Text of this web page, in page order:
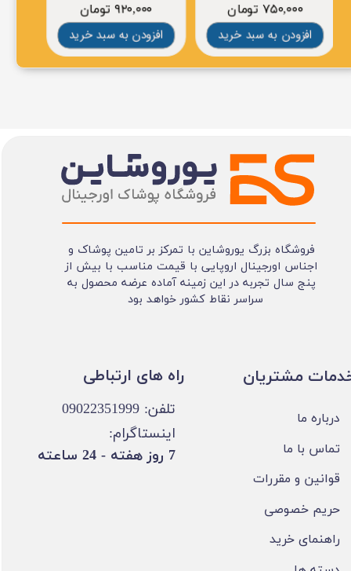
۹۲۰,۰۰۰ تومان
افزودن به سبد خرید
۷۵۰,۰۰۰ تومان
افزودن به سبد خرید
فروشگاه بزرگ یوروشاین با تمرکز بر تامین پوشاک و
اجناس اورجینال اروپایی با قیمت مناسب با بیش از
پنج سال تجربه در این زمینه آماده عرضه محصول به
سراسر نقاط کشور خواهد بود
مشتریان
درباره ما
تماس با ما
قوانین و مقررات
حریم خصوصی
راهنمای خرید
تلفن: 09022351999
اینستاگرام:
​7 روز هفته - 24 ساعته ​​​​​​​
​​راه های ارتباطی